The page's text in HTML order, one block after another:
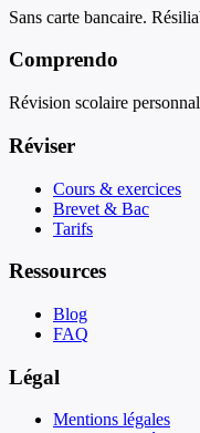
Sans carte bancaire.
Comprendo
Révision scolaire
Réviser
Cours & exercices
Brevet & Bac
Tarifs
Ressources
Blog
FAQ
Légal
Mentions légales